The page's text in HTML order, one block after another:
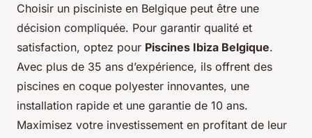
Choisir un pisciniste en Belgique peut être une
décision compliquée. Pour garantir qualité et
satisfaction, optez pour Piscines Ibiza Belgique.
Avec plus de 35 ans d’expérience, ils offrent des
piscines en coque polyester innovantes, une
installation rapide et une garantie de 10 ans.
Maximisez votre investissement en profitant de leur